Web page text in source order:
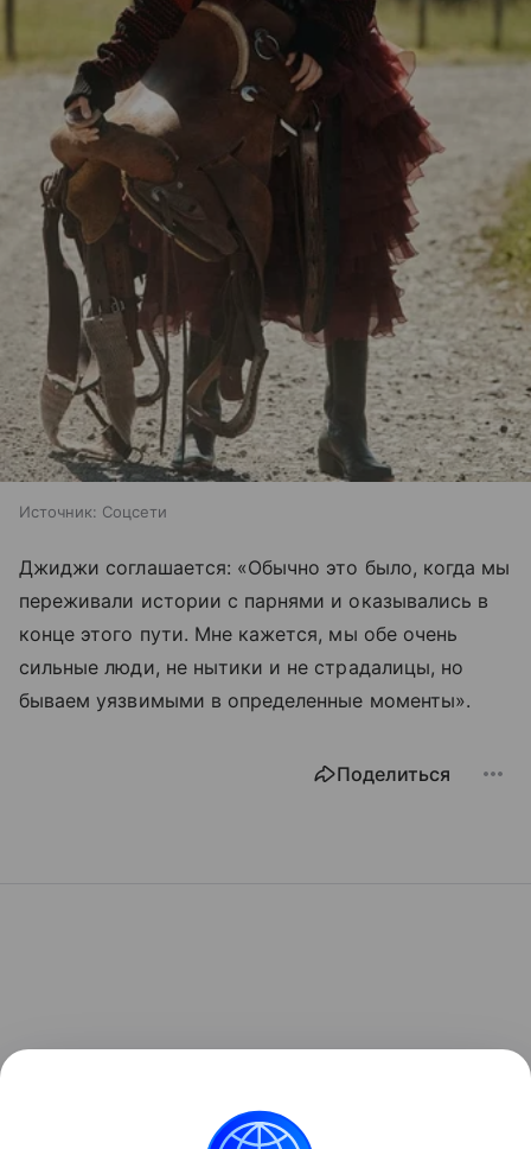
Источник: Соцсети
Джиджи соглашается: «Обычно это было, когда мы
переживали истории с парнями и оказывались в
конце этого пути. Мне кажется, мы обе очень
сильные люди, не нытики и не страдалицы, но
бываем уязвимыми в определенные моменты».
Поделиться